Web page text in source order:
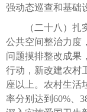
强动态巡查和基础
（二十八）扎实
公共空间整治力度
问题摸排整改成果
行动，新改建农村
座以上。农村生活
率分别达到60%、